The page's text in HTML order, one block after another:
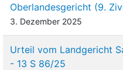
Oberlandesgericht (9.
3. Dezember 2025
Urteil vom Landgericht
- 13 S 86/25